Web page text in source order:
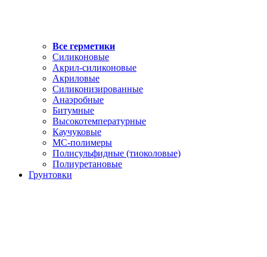
Все герметики
Силиконовые
Акрил-силиконовые
Акриловые
Силиконизированные
Анаэробные
Битумные
Высокотемпературные
Каучуковые
МС-полимеры
Полисульфидные (тиоколовые)
Полиуретановые
Грунтовки